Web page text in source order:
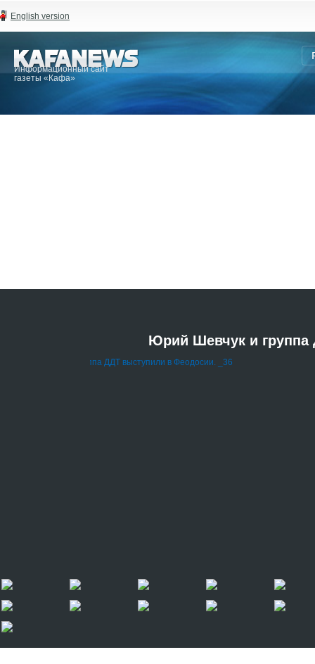
English version
Информационный сайт
газеты «Кафа»
Юрий Шевчук и группа